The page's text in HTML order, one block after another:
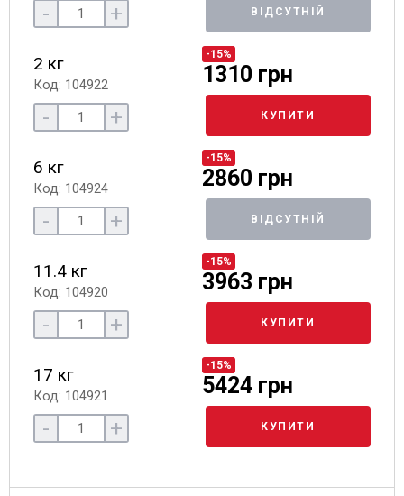
- + ВІДСУТНІЙ
2 кг
Код: 104922
-15%
1310 грн
- + КУПИТИ
6 кг
Код: 104924
-15%
2860 грн
- + ВІДСУТНІЙ
11.4 кг
Код: 104920
-15%
3963 грн
- + КУПИТИ
17 кг
Код: 104921
-15%
5424 грн
- + КУПИТИ